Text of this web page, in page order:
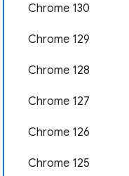
Chrome 130
Chrome 129
Chrome 128
Chrome 127
Chrome 126
Chrome 125